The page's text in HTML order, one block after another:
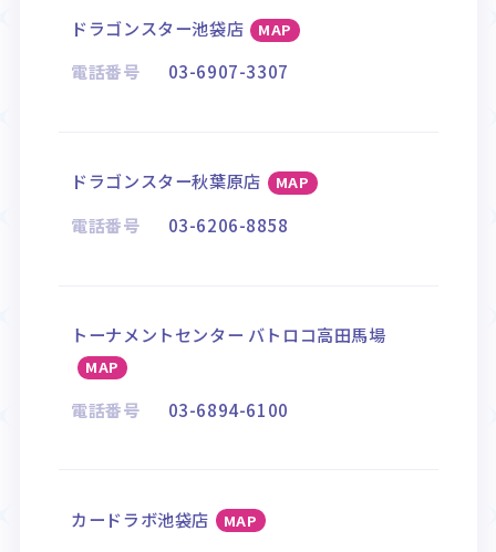
ドラゴンスター池袋店 MAP
電話番号 03-6907-3307
ドラゴンスター秋葉原店 MAP
電話番号 03-6206-8858
トーナメントセンター バトロコ高田馬場
MAP
電話番号 03-6894-6100
カードラボ池袋店 MAP